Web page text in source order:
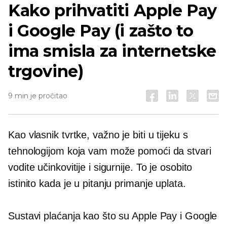
Kako prihvatiti Apple Pay
i Google Pay (i zašto to
ima smisla za internetske
trgovine)
9 min je pročitao
Kao vlasnik tvrtke, važno je biti u tijeku s
tehnologijom koja vam može pomoći da stvari
vodite učinkovitije i sigurnije. To je osobito
istinito kada je u pitanju primanje uplata.
Sustavi plaćanja kao što su Apple Pay i Google